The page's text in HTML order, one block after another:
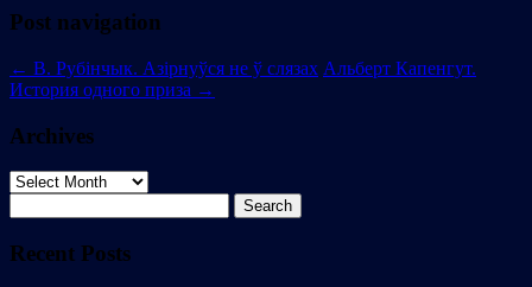
Post navigation
← В. Рубінчык. Азірнуўся не ў слязах Альберт Капенгут.
История одного приза →
Archives
Archives
for:
Recent Posts